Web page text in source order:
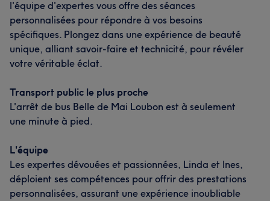
l'équipe d'expertes vous offre des séances
personnalisées pour répondre à vos besoins
spécifiques. Plongez dans une expérience de beauté
unique, alliant savoir-faire et technicité, pour révéler
votre véritable éclat.
Transport public le plus proche
L'arrêt de bus Belle de Mai Loubon est à seulement
une minute à pied.
L'équipe
Les expertes dévouées et passionnées, Linda et Ines,
déploient ses compétences pour offrir des prestations
personnalisées, assurant une expérience inoubliable